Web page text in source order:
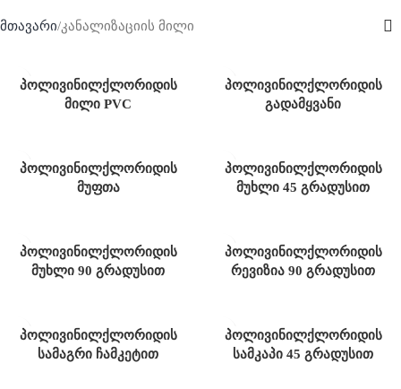
მთავარი კანალიზაციის მილი
პოლივინილქლორიდის
მილი PVC
პოლივინილქლორიდის
გადამყვანი
პოლივინილქლორიდის
მუფთა
პოლივინილქლორიდის
მუხლი 45 გრადუსით
პოლივინილქლორიდის
მუხლი 90 გრადუსით
პოლივინილქლორიდის
რევიზია 90 გრადუსით
პოლივინილქლორიდის
სამაგრი ჩამკეტით
პოლივინილქლორიდის
სამკაპი 45 გრადუსით